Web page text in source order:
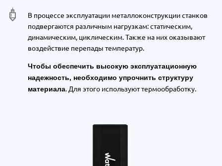
В процессе эксплуатации металлоконструкции станков
подвергаются различным нагрузкам: статическим,
динамическим, циклическим. Также на них оказывают
воздействие перепады температур.
Чтобы обеспечить высокую эксплуатационную
надежность, необходимо упрочнить структуру
материала. Для этого используют термообработку.